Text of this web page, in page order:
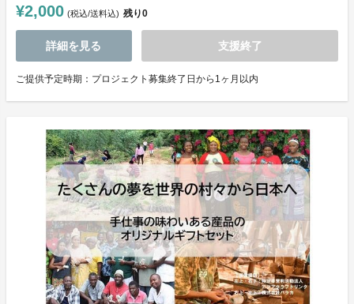
¥2,000 (税込/送料込) 残り0
詳細を見る 支援終了
ご提供予定時期：プロジェクト募集終了日から1ヶ月以内